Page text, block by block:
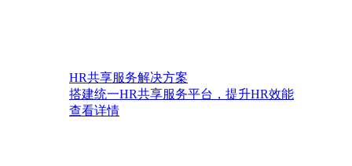
HR共享服务解决方案
搭建统一HR共享服务平台，提升HR效能
查看详情